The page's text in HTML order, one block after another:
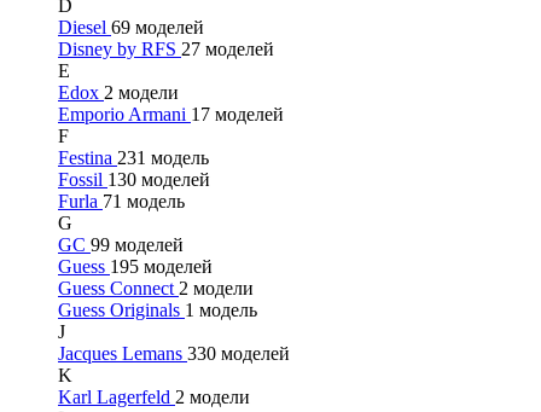
D
Diesel 69 моделей
Disney by RFS 27 моделей
E
Edox 2 модели
Emporio Armani 17 моделей
F
Festina 231 модель
Fossil 130 моделей
Furla 71 модель
G
GC 99 моделей
Guess 195 моделей
Guess Connect 2 модели
Guess Originals 1 модель
J
Jacques Lemans 330 моделей
K
Karl Lagerfeld 2 модели